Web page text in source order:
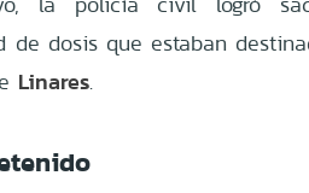
de dosis que estaban
Linares.